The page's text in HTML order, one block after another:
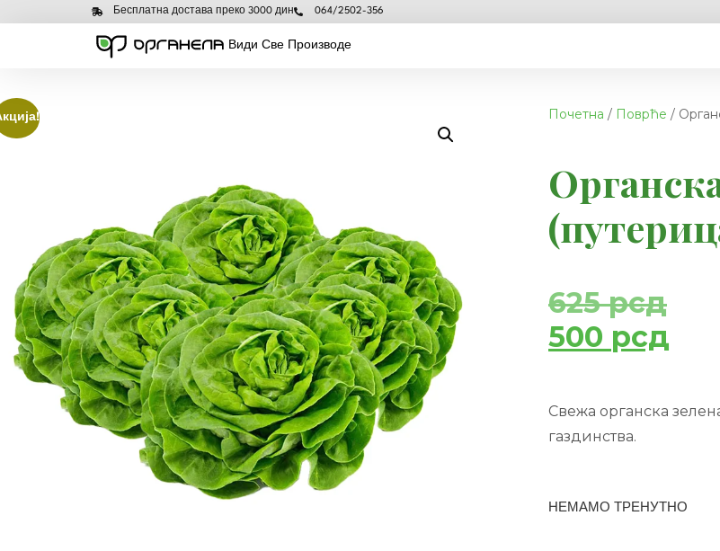
Бесплатна достава преко 3000 дин 064/2502-356
Види Све Производе
Почетна / Поврће /
625рсд
500 рсд
Свежа органска
газдинства.
НЕМАМО ТРЕНУТНО